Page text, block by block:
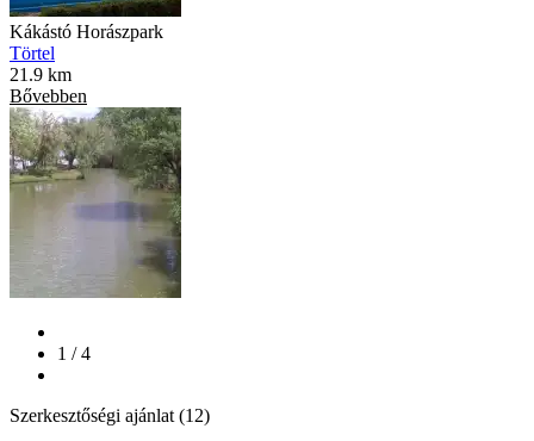
Kákástó Horászpark
Törtel
21.9 km
Bővebben
1 / 4
Szerkesztőségi ajánlat (12)